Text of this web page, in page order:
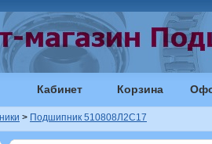
Кабинет Корзина
> Подшипник 510808Л2С17